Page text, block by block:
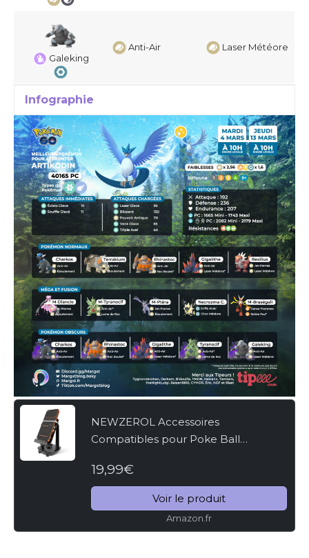
Galeking
Anti-Air Laser Météore
Infographie
NEWZEROL Accessoires
Compatibles pour Poke Ball
Portable Pokemon Go, [Câble USB]
[Installation Facile] [Version Muette]
Étapes...
19,99€
Voir le produit
Amazon.fr